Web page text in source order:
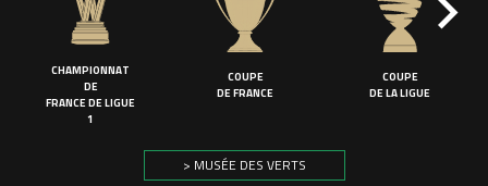
CHAMPIONNAT
DE
FRANCE DE LIGUE
1
COUPE
DE FRANCE
COUPE
DE LA LIGUE
> MUSÉE DES VERTS